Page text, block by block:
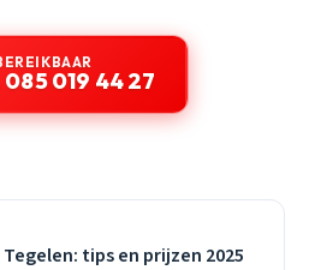
085 019 44 27
tips en prijzen 2025